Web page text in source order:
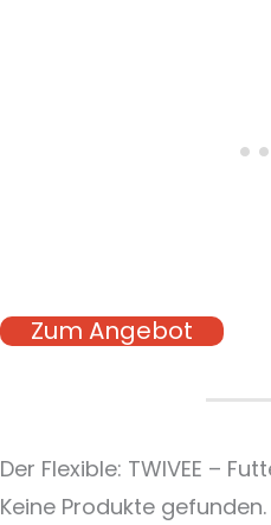
Zum Angebot
Der Flexible: TWIVEE –
Keine Produkte gefunden.